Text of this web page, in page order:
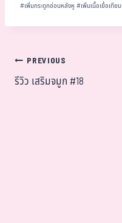
#เพิ่มกระดูกอ่อนหลังหู#เพิ่มเนื้อเยื่อเทียม
PREVIOUS
รีวิว เสริมจมูก #18